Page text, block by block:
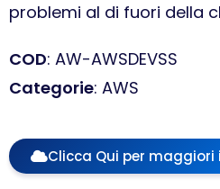
problemi al di fuori della
COD: AW-AWSDEVSS
Categorie: AWS
Clicca Qui per maggiori